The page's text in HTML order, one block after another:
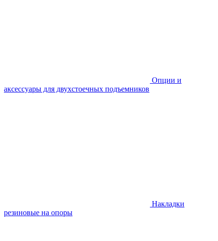
Опции и
аксессуары для двухстоечных подъемников
Накладки
резиновые на опоры